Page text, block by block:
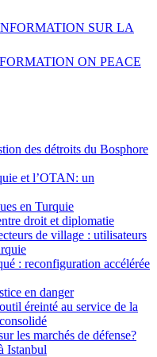
SUR LA
ON PEACE
des détroits du Bosphore
et l’OTAN: un
en Turquie
droit et diplomatie
de village : utilisateurs
: reconfiguration accélérée
en danger
éreinté au service de la
les marchés de défense?
Istanbul